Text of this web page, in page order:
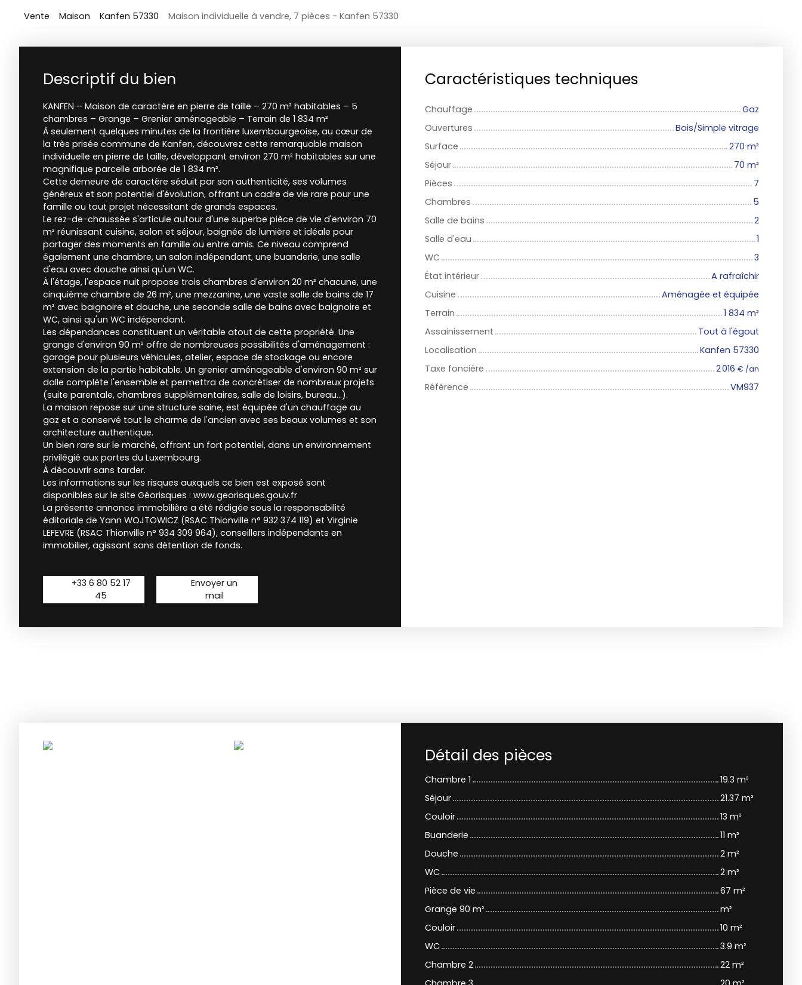
Vente Maison Kanfen 57330 Maison individuelle à vendre, 7 pièces - Kanfen 57330
Descriptif du bien
KANFEN – Maison de caractère en pierre de taille – 270 m² habitables – 5
chambres – Grange – Grenier aménageable – Terrain de 1 834 m²
À seulement quelques minutes de la frontière luxembourgeoise, au cœur de
la très prisée commune de Kanfen, découvrez cette remarquable maison
individuelle en pierre de taille, développant environ 270 m² habitables sur une
magnifique parcelle arborée de 1 834 m².
Cette demeure de caractère séduit par son authenticité, ses volumes
généreux et son potentiel d'évolution, offrant un cadre de vie rare pour une
famille ou tout projet nécessitant de grands espaces.
Le rez-de-chaussée s'articule autour d'une superbe pièce de vie d'environ 70
m² réunissant cuisine, salon et séjour, baignée de lumière et idéale pour
partager des moments en famille ou entre amis. Ce niveau comprend
également une chambre, un salon indépendant, une buanderie, une salle
d'eau avec douche ainsi qu'un WC.
À l'étage, l'espace nuit propose trois chambres d'environ 20 m² chacune, une
cinquième chambre de 26 m², une mezzanine, une vaste salle de bains de 17
m² avec baignoire et douche, une seconde salle de bains avec baignoire et
WC, ainsi qu'un WC indépendant.
Les dépendances constituent un véritable atout de cette propriété. Une
grange d'environ 90 m² offre de nombreuses possibilités d'aménagement :
garage pour plusieurs véhicules, atelier, espace de stockage ou encore
extension de la partie habitable. Un grenier aménageable d'environ 90 m² sur
dalle complète l'ensemble et permettra de concrétiser de nombreux projets
(suite parentale, chambres supplémentaires, salle de loisirs, bureau...).
La maison repose sur une structure saine, est équipée d'un chauffage au
gaz et a conservé tout le charme de l'ancien avec ses beaux volumes et son
architecture authentique.
Un bien rare sur le marché, offrant un fort potentiel, dans un environnement
privilégié aux portes du Luxembourg.
À découvrir sans tarder.
Les informations sur les risques auxquels ce bien est exposé sont
disponibles sur le site Géorisques : www.georisques.gouv.fr
La présente annonce immobilière a été rédigée sous la responsabilité
éditoriale de Yann WOJTOWICZ (RSAC Thionville n° 932 374 119) et Virginie
LEFEVRE (RSAC Thionville n° 934 309 964), conseillers indépendants en
immobilier, agissant sans détention de fonds.
+33 6 80 52 17
45
Envoyer un
mail
Caractéristiques techniques
Chauffage
Gaz
Ouvertures
Bois/Simple vitrage
Surface
270 m²
Séjour
70 m²
Pièces
7
Chambres
5
Salle de bains
2
Salle d'eau
1
WC
3
État intérieur
A rafraîchir
Cuisine
Aménagée et équipée
Terrain
1 834 m²
Assainissement
Tout à l'égout
Localisation
Kanfen 57330
Taxe foncière
2 016 € /an
Référence VM937
Détail des pièces
Chambre 1
19.3 m²
Séjour
21.37 m²
Couloir
13 m²
Buanderie
11 m²
Douche
2 m²
WC
2 m²
Pièce de vie
67 m²
Grange 90 m²
m²
Couloir
10 m²
WC
3.9 m²
Chambre 2
22 m²